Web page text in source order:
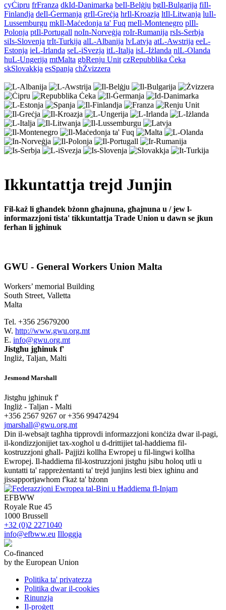
cyĊipru frFranza dkId-Danimarka beIl-Belġju bgIl-Bulgarija fiIl-
Finlandja deIl-Ġermanja grIl-Greċja hrIl-Kroazja ltIl-Litwanja luIl-
Lussemburgu mkIl-Maċedonja ta' Fuq meIl-Montenegro plIl-
Polonja ptIl-Portugall noIn-Norveġja roIr-Rumanija rsIs-Serbja
siIs-Slovenja trIt-Turkija alL-Albanija lvLatvja atL-Awstrija eeL-
Estonja ieL-Irlanda seL-iSvezja itL-Italja isL-Iżlanda nlL-Olanda
huL-Ungerija mtMalta gbRenju Unit czRepubblika Ċeka
skSlovakkja esSpanja chŻvizzera
Ikkuntattja trejd Junjin
Fil-każ li għandek bżonn għajnuna, għajnuna u / jew l-
informazzjoni tista' tikkuntattja Trade Union u dawn se jkun
ferħan li jgħinuk
GWU - General Workers Union Malta
Workers’ memorial Building
South Street, Valletta
Malta
Tel. +356 25679200
W. http://www.gwu.org.mt
E. info@gwu.org.mt
Jistgħu jgħinuk f'
Ingliż, Taljan, Malti
Jesmond Marshall
Jistgħu jgħinuk f'
Ingliż - Taljan - Malti
+356 2567 9267 or +356 99474294
jmarshall@gwu.org.mt
Din il-websajt tagħha tipprovdi informazzjoni konċiża dwar il-pagi,
il-kondizzjonijiet tax-xogħol u d-drittijiet tal-ħaddiema fil-
kostruzzjoni għall- Pajjiżi kollha Ewropej u fil-lingwi kollha
Ewropej. Il-ħaddiema fil-kostruzzjoni jistgħu jsibu ħoloq utli u
kuntatti ta' rappreżentanti ta' trejd junjins lesti biex igħinu and
jissapportjawhom f'każ ta' bżonn
EFBWW
Royale Rue 45
1000 Brussell
+32 (0)2 2271040
info@efbww.eu Illoggja
Co-financed
by the European Union
Politika ta' privatezza
Politika dwar il-cookies
Rinunzja
Il-proġett